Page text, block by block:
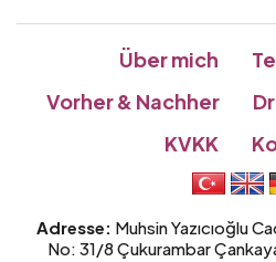
Über mich
Vorher & Nachher
KVKK
Adresse: Muhsin Yazıcıoğlu
No: 31/8 Çukurambar